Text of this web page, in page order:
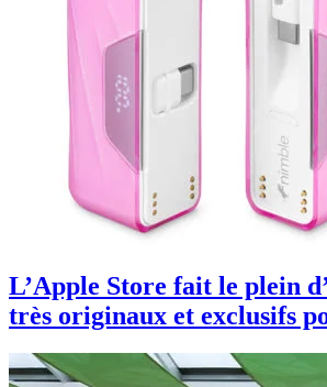
L’Apple Store fait le plein
très originaux et exclusifs